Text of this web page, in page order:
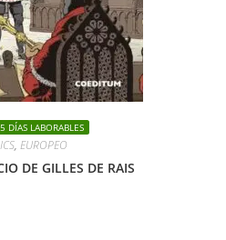
DÍAS LABORABLES
, EUROPEO
DE GILLES DE RAIS